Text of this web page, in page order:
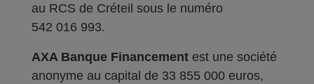
au RCS de Créteil sous le numéro
542 016 993.
AXA Banque Financement est une société
anonyme au capital de 33 855 000 euros,